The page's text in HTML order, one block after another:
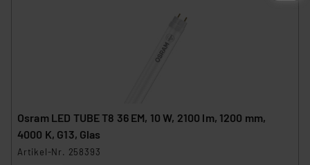
Osram LED TUBE T8 36 EM, 10 W, 2100 lm, 1200 mm,
4000 K, G13, Glas
Artikel-Nr. 258393